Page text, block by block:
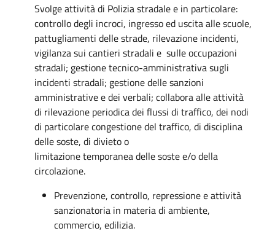
Svolge attività di Polizia stradale e in particolare:
controllo degli incroci, ingresso ed uscita alle scuole,
pattugliamenti delle strade, rilevazione incidenti,
vigilanza sui cantieri stradali e sulle occupazioni
stradali; gestione tecnico-amministrativa sugli
incidenti stradali; gestione delle sanzioni
amministrative e dei verbali; collabora alle attività
di rilevazione periodica dei flussi di traffico, dei nodi
di particolare congestione del traffico, di disciplina
delle soste, di divieto o
limitazione temporanea delle soste e/o della
circolazione.
Prevenzione, controllo, repressione e attività
sanzionatoria in materia di ambiente,
commercio, edilizia.